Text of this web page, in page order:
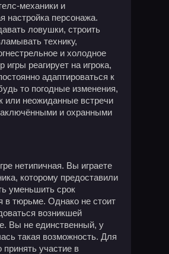
механики и
настройка персонажа.
ловушки, строить
технику,
и холодное
реагирует на игрока,
адаптироваться к
то погодные изменения,
или неожиданные встречи
и охранными
нетипичная. Вы играете
которому предоставили
уменьшить срок
в тюрьме. Однако не стоит
возникшей
Вы не единственный, у
такая возможность. Для
принять участие в